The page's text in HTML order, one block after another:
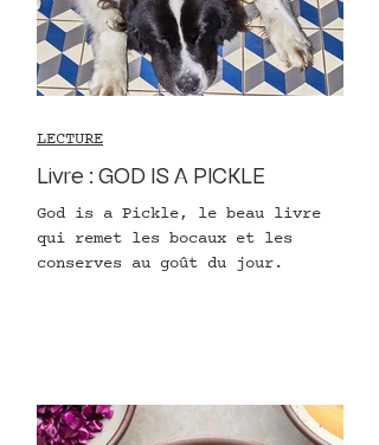
Livre : GOD IS A PICKLE
God is a Pickle, le beau livre
qui remet les bocaux et les
conserves au goût du jour.
LECTURE